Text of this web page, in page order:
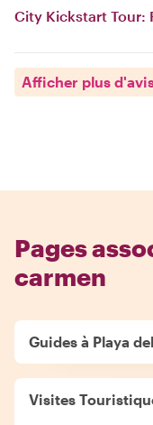
City Kickstart Tour:
Afficher plus
Pages
carmen
Guides à Playa
Visites